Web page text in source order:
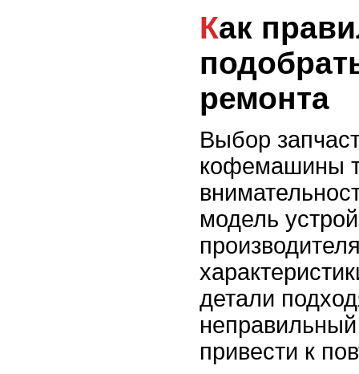
Как правильно
ремонта
Выбор
кофемашины
модель
детали
привести к